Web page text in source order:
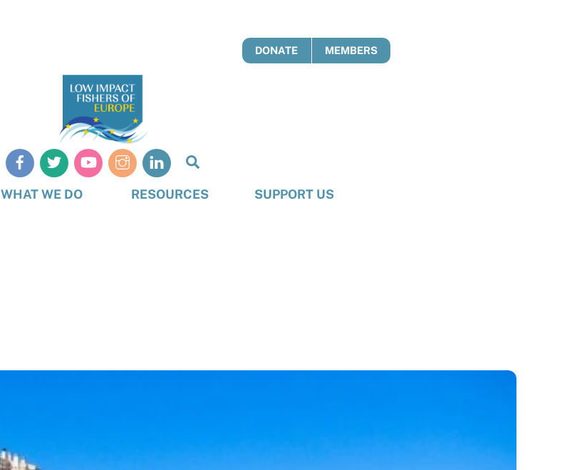
DONATE MEMBERS
WHAT WE DO RESOURCES SUPPORT US